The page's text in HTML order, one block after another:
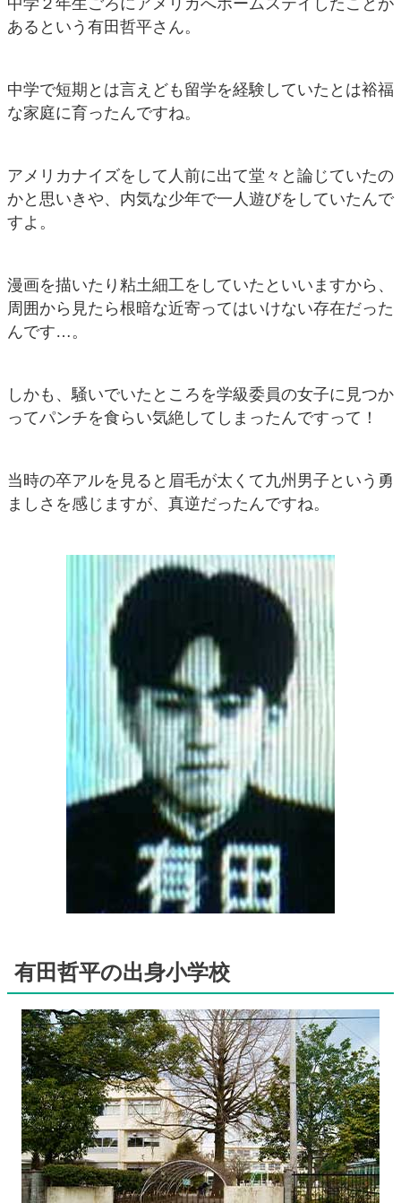
あるという有田哲平さん。
中学で短期とは言えども留学を経験していたとは裕福
な家庭に育ったんですね。
アメリカナイズをして人前に出て堂々と論じていたの
かと思いきや、内気な少年で一人遊びをしていたんで
すよ。
漫画を描いたり粘土細工をしていたといいますから、
周囲から見たら根暗な近寄ってはいけない存在だった
んです…。
しかも、騒いでいたところを学級委員の女子に見つか
ってパンチを食らい気絶してしまったんですって！
当時の卒アルを見ると眉毛が太くて九州男子という勇
ましさを感じますが、真逆だったんですね。
有田哲平の出身小学校